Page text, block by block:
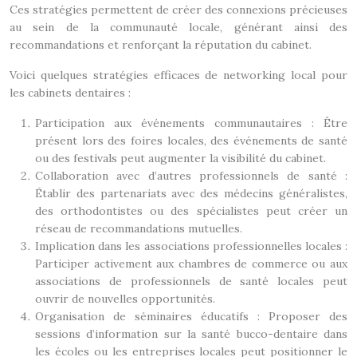
Ces stratégies permettent de créer des connexions précieuses
au sein de la communauté locale, générant ainsi des
recommandations et renforçant la réputation du cabinet.
Voici quelques stratégies efficaces de networking local pour
les cabinets dentaires :
Participation aux événements communautaires : Être
présent lors des foires locales, des événements de santé
ou des festivals peut augmenter la visibilité du cabinet.
Collaboration avec d’autres professionnels de santé :
Établir des partenariats avec des médecins généralistes,
des orthodontistes ou des spécialistes peut créer un
réseau de recommandations mutuelles.
Implication dans les associations professionnelles locales :
Participer activement aux chambres de commerce ou aux
associations de professionnels de santé locales peut
ouvrir de nouvelles opportunités.
Organisation de séminaires éducatifs : Proposer des
sessions d’information sur la santé bucco-dentaire dans
les écoles ou les entreprises locales peut positionner le